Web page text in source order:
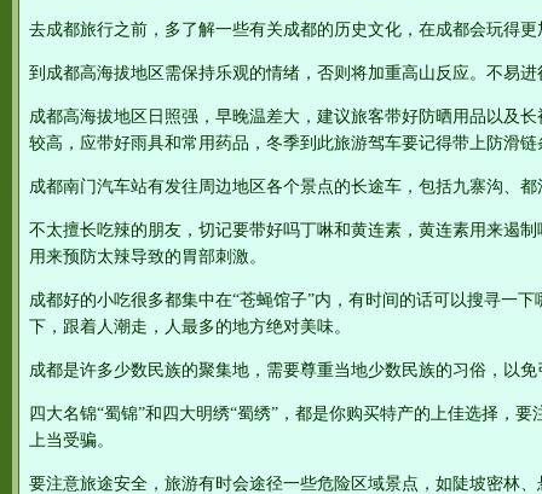
去成都旅行之前，多了解一些有关成都的历史文化，在成都会玩得
到成都高海拔地区需保持乐观的情绪，否则将加重高山反应。不易
成都高海拔地区日照强，早晚温差大，建议旅客带好防晒用品以及
较高，应带好雨具和常用药品，冬季到此旅游驾车要记得带上防滑
成都南门汽车站有发往周边地区各个景点的长途车，包括九寨沟、
不太擅长吃辣的朋友，切记要带好吗丁啉和黄连素，黄连素用来遏
用来预防太辣导致的胃部刺激。
成都好的小吃很多都集中在“苍蝇馆子”内，有时间的话可以搜寻一
下，跟着人潮走，人最多的地方绝对美味。
成都是许多少数民族的聚集地，需要尊重当地少数民族的习俗，以
四大名锦“蜀锦”和四大明绣“蜀绣”，都是你购买特产的上佳选择，
上当受骗。
要注意旅途安全，旅游有时会途径一些危险区域景点，如陡坡密林